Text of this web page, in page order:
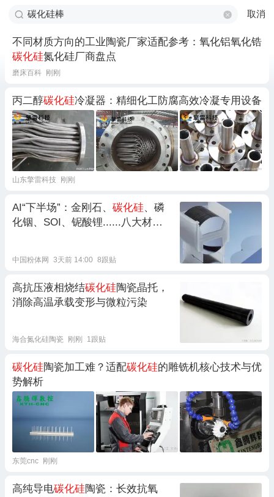
取消
不同材质方向的工业陶瓷厂家适配参考：氧化铝氧化锆
碳化硅氮化硅厂商盘点
磨床百科 刚刚
丙二醇碳化硅冷凝器：精细化工防腐高效冷凝专用设备
山东擎雷科技 刚刚
AI“下半场”：金刚石、 碳化硅、磷
化铟、SOI、铌酸锂......八大材料
中国粉体网 3天前 14:00 8跟贴
高抗压液相烧结碳化硅陶瓷晶托，
消除高温承载变形与微粒污染
海合氮化硅陶瓷 刚刚 1跟贴
碳化硅陶瓷加工难？适配碳化硅的雕铣机核心技术与优
势解析
东莞cnc 刚刚
高纯导电碳化硅陶瓷：长效抗氧